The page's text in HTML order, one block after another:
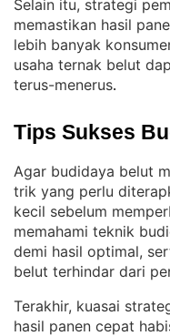
Selain itu, strategi
memastikan hasil
lebih banyak
usaha ternak belut
terus-menerus.
Tips Sukses
Agar budidaya belut
trik yang perlu
kecil sebelum
memahami teknik
demi hasil optimal,
belut terhindar dari
Terakhir, kuasai
hasil panen cepat